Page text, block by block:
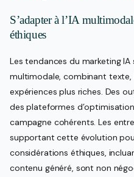
S’adapter à l’IA
éthiques
Les tendances du marketing IA
multimodale, combinant
expériences plus riches. Des
des plateformes
campagne cohérents. Les
supportant cette évolution
considérations éthiques,
contenu généré, sont non